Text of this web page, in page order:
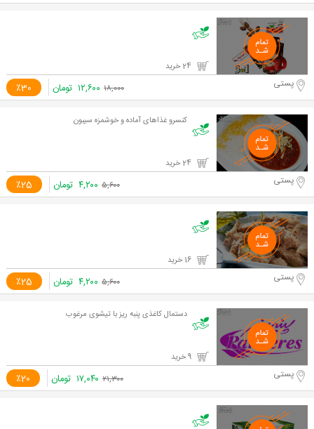
٪30 پستی ۱۸,۰۰۰ ۱۲,۶۰۰ تومان
کنسرو غذاهای آماده و خوشمزه سیبون
٪25 پستی ۵,۶۰۰ ۴,۲۰۰ تومان
٪25 پستی ۵,۶۰۰ ۴,۲۰۰ تومان
دستمال کاغذی پنبه ریز با تیشوی مرغوب
٪20 پستی ۲۱,۳۰۰ ۱۷,۰۴۰ تومان